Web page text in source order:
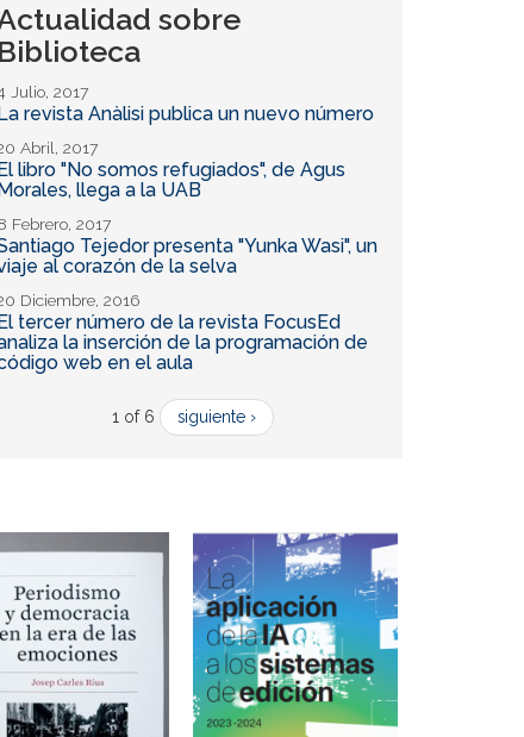
sobre
Biblioteca
Julio, 2017
revista Anàlisi publica un nuevo número
Abril, 2017
libro "No somos refugiados", de Agus
llega a la UAB
Febrero, 2017
Tejedor presenta "Yunka Wasi", un
al corazón de la selva
Diciembre, 2016
tercer número de la revista FocusEd
la inserción de la programación de
web en el aula
1 of 6 siguiente ›